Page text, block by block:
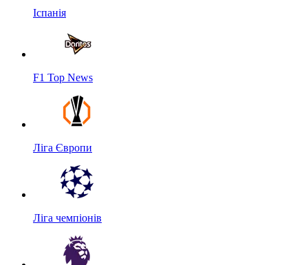
Іспанія
F1 Top News
Ліга Європи
Ліга чемпіонів